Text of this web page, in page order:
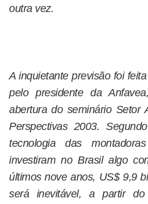
outra vez.
A inquietante previsão foi
pelo presidente da
abertura do seminário Setor
Perspectivas 2003.
tecnologia das
investiram no Brasil algo
últimos nove anos, US$ 9,9
será inevitável, a partir